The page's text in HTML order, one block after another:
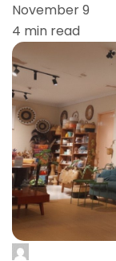
November 9
4 min read